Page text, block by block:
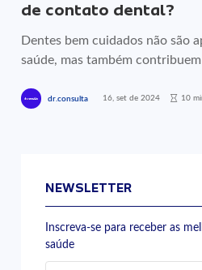
de contato dental?
Dentes bem cuidados não são
saúde, mas também
dr.consulta 16, set de 2024 10
NEWSLETTER
Inscreva-se para receber as
saúde